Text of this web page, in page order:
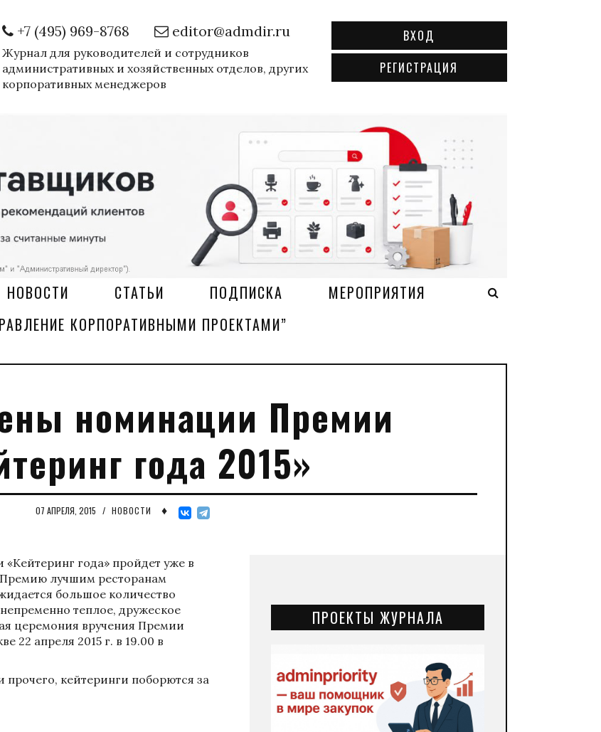
+7 (495) 969-8768 editor@admdir.ru
Журнал для руководителей и сотрудников
административных и хозяйственных отделов, других
корпоративных менеджеров
ВХОД
РЕГИСТРАЦИЯ
НОВОСТИ СТАТЬИ ПОДПИСКА
МЕРОПРИЯТИЯ
КОРПОРАТИВНЫМИ ПРОЕКТАМИ”
номинации Премии
года 2015»
07 АПРЕЛЯ, 2015 / НОВОСТИ ♦
года» пройдет уже в
лучшим ресторанам
большое количество
теплое, дружеское
церемония вручения Премии
22 апреля 2015 г. в 19.00 в
прочего, кейтеринги поборются за
ПРОЕКТЫ ЖУРНАЛА